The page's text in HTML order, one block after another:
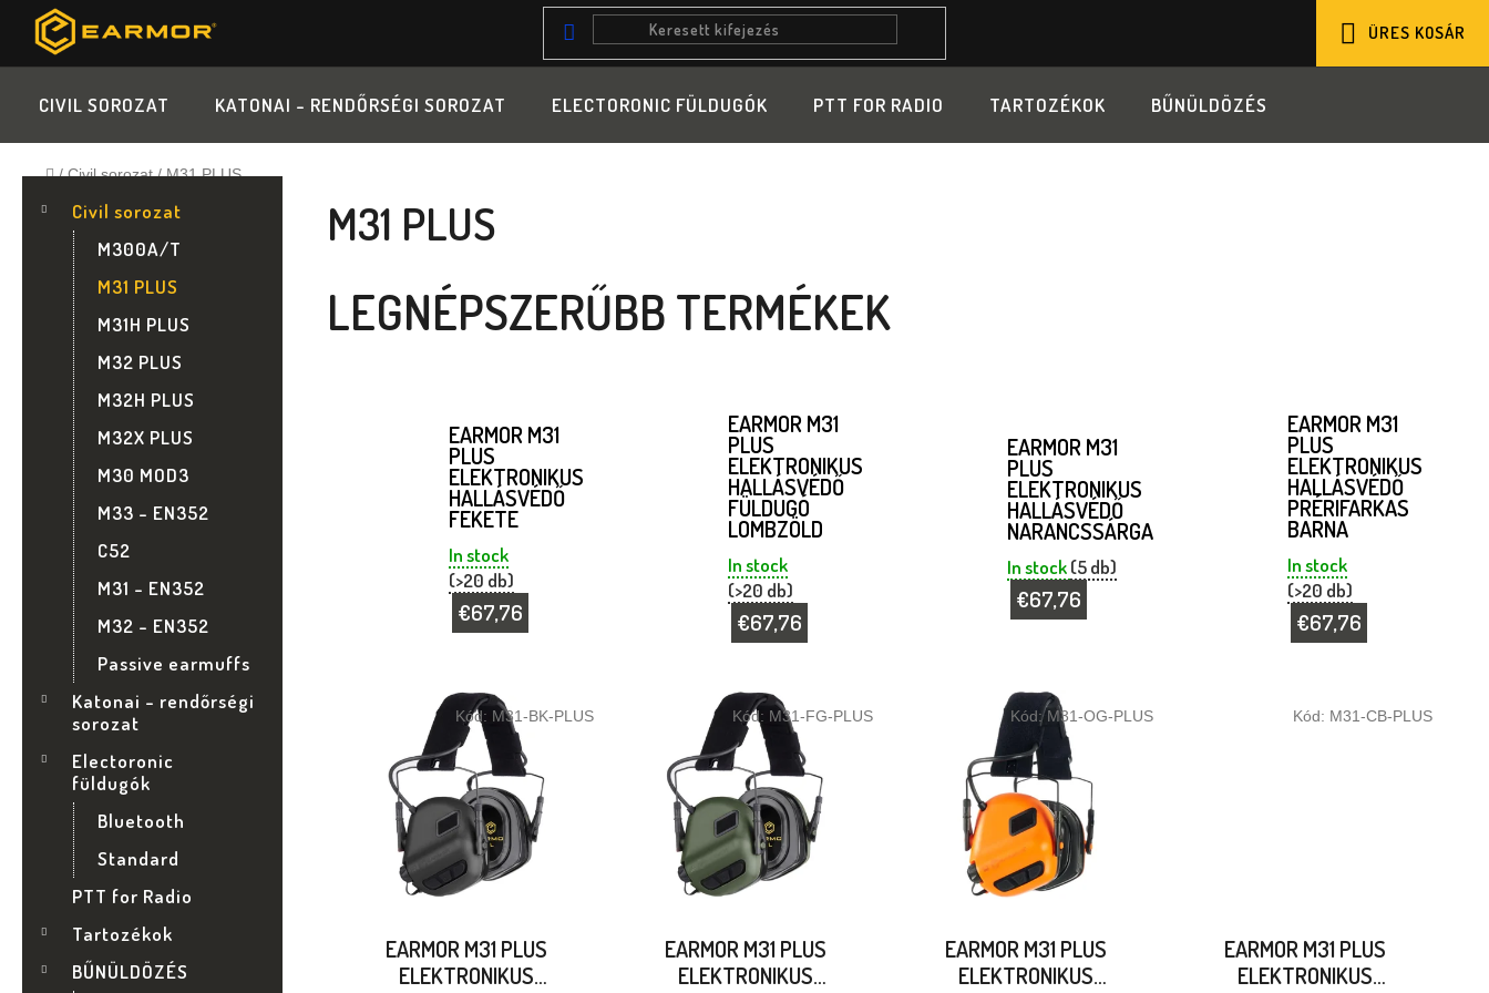
Ugrás
fő
ÜRES KOSÁR
CIVIL SOROZAT KATONAI - RENDŐRSÉGI SOROZAT ELECTORONIC FÜLDUGÓK PTT FOR RADIO TARTOZÉKOK BŰNÜLDÖZÉS
Kezdőlap
/ Civil sorozat / M31 PLUS
O
E
L
átugrásaCivil sorozat
M300A/T
M31 PLUS
M31H PLUS
M32 PLUS
M32H PLUS
M32X PLUS
M30 MOD3
M33 - EN352
C52
M31 - EN352
M32 - EN352
Passive earmuffs
Katonai - rendőrségi
sorozat
Electoronic
füldugók
Bluetooth
Standard
PTT for Radio
Tartozékok
BŰNÜLDÖZÉS
M31 PLUS
LEGNÉPSZERŰBB TERMÉKEK
EARMOR M31
PLUS
ELEKTRONIKUS
HALLÁSVÉDŐ
FEKETE
In stock
(>20 db)
€67,76
EARMOR M31
PLUS
ELEKTRONIKUS
HALLÁSVÉDŐ
FÜLDUGÓ
LOMBZÖLD
In stock
(>20 db)
€67,76
EARMOR M31
PLUS
ELEKTRONIKUS
HALLÁSVÉDŐ
NARANCSSÁRGA
In stock(5 db)
€67,76
EARMOR M31
PLUS
ELEKTRONIKUS
HALLÁSVÉDŐ
PRÉRIFARKAS
BARNA
In stock
(>20 db)
€67,76
EARMOR M31 PLUS
ELEKTRONIKUS
Kód: M31-BK-PLUS
EARMOR M31 PLUS
ELEKTRONIKUS
Kód: M31-FG-PLUS
EARMOR M31 PLUS
ELEKTRONIKUS
Kód:M31-OG-PLUS
EARMOR M31 PLUS
ELEKTRONIKUS
Kód: M31-CB-PLUS